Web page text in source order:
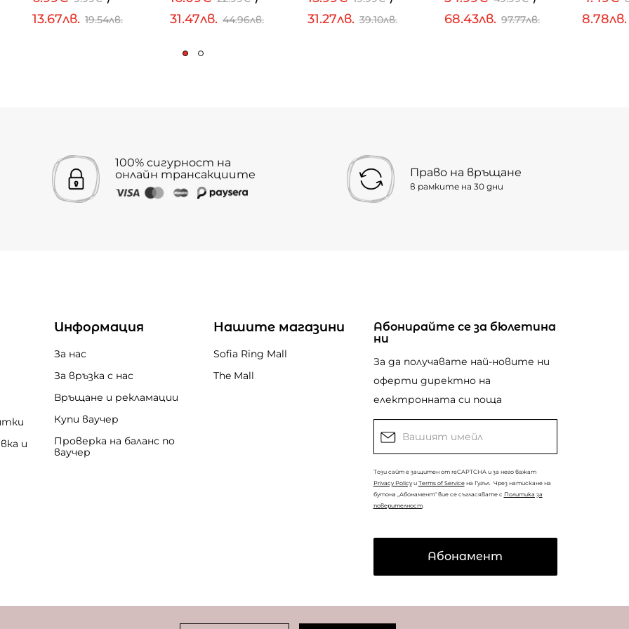
13.67лв. 19.54лв.
31.47лв. 44.96лв.
31.27лв. 39.10лв.
68.43лв. 97.77лв.
100% сигурност на
онлайн трансакциите
Право на връщане
в рамките на 30 дни
и
Информация
За нас
За връзка с нас
Връщане и рекламации
Купи ваучер
Проверка на баланс по
ваучер
Нашите магазини
Sofia Ring Mall
The Mall
Абонирайте се за бюлетина
ни
За да получавате най-новите ни
оферти директно на
електронната си поща
Този сайт е защитен от reCAPTCHA и за него важат
Privacy Policyи Terms of Serviceна Гугъл. Чрез натискане на
бутона „Абонамент“ вие се съгласявате с Политика за
поверителност.
Абонамент
© CopyrightCoolclub